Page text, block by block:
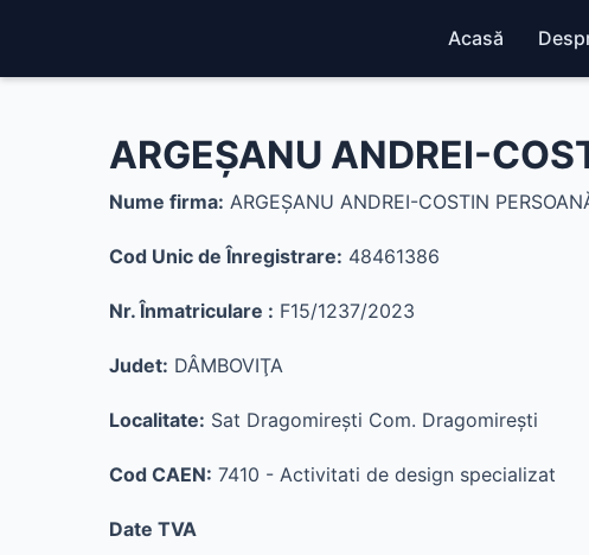
Acasă
ARGEŞANU ANDREI-
Nume firma: ARGEŞANU ANDREI-COSTIN
Cod Unic de Înregistrare: 48461386
Nr. Înmatriculare : F15/1237/2023
Judet: DÂMBOVIŢA
Localitate: Sat Dragomireşti Com. Dragomireşti
Cod CAEN: 7410 - Activitati de design specializat
Date TVA